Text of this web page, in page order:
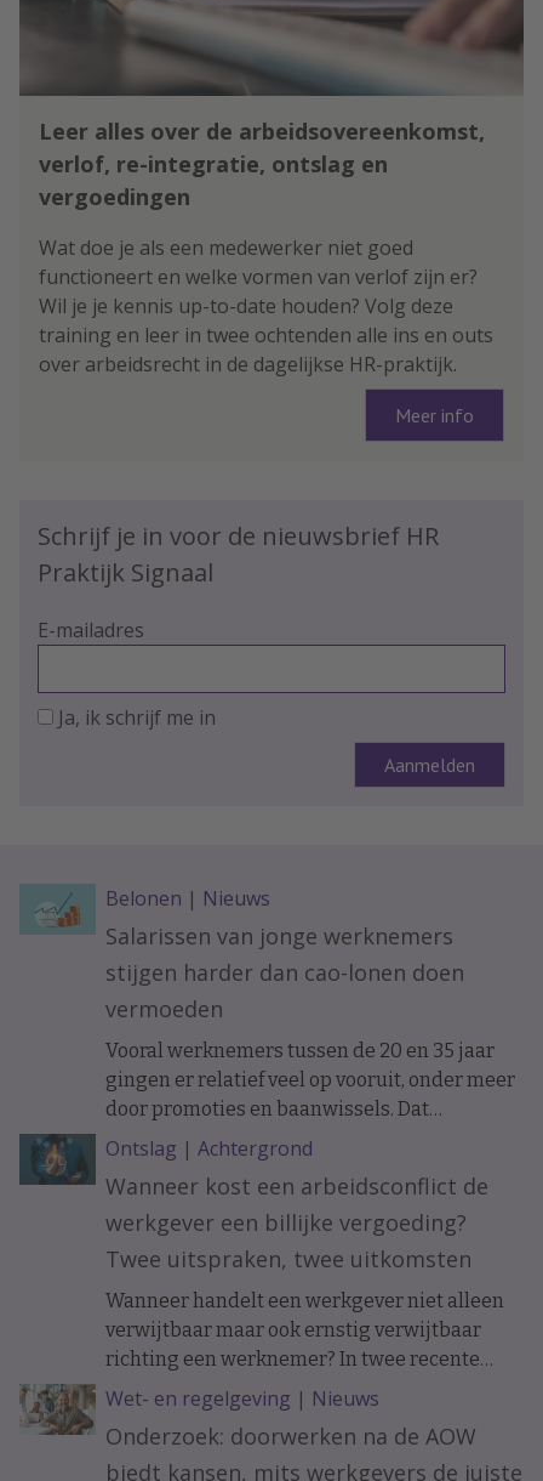
Leer alles over de arbeidsovereenkomst,
verlof, re-integratie, ontslag en
vergoedingen
Wat doe je als een medewerker niet goed
functioneert en welke vormen van verlof zijn er?
Wil je je kennis up-to-date houden? Volg deze
training en leer in twee ochtenden alle ins en outs
over arbeidsrecht in de dagelijkse HR-praktijk.
Meer info
Schrijf je in voor de nieuwsbrief HR
Praktijk Signaal
E-mailadres
Ja, ik schrijf me in
Belonen | Nieuws
Salarissen van jonge werknemers
stijgen harder dan cao-lonen doen
vermoeden
Vooral werknemers tussen de 20 en 35 jaar
gingen er relatief veel op vooruit, onder meer
door promoties en baanwissels. Dat
constateren economen van ABN Amro in
vakblad ESB, meldt De Telegraaf.
Ontslag | Achtergrond
Wanneer kost een arbeidsconflict de
werkgever een billijke vergoeding?
Twee uitspraken, twee uitkomsten
Wanneer handelt een werkgever niet alleen
verwijtbaar maar ook ernstig verwijtbaar
richting een werknemer? In twee recente
uitspraken werd de arbeidsovereenkomst
ontbonden op initiatief van de werknemer. In
het ene geval moest de werkgever een forse
billijke vergoeding betalen, in het andere
Wet- en regelgeving | Nieuws
Onderzoek: doorwerken na de AOW
biedt kansen, mits werkgevers de juiste